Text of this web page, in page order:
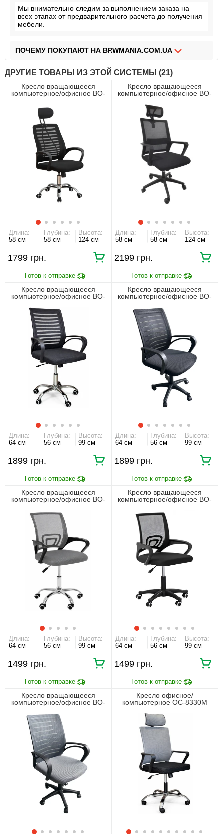
Мы внимательно следим за выполнением заказа на
всех этапах от предварительного расчета до получения
мебели.
ПОЧЕМУ ПОКУПАЮТ НА BRWMANIA.COM.UA
ПЛАТИ АВАНС, А ОСТАЛЬНОЕ ПРИ ПОЛУЧЕНИИ
ОПЛАТА ЧАСТЯМИ БЕЗ КОМИССИИ
СБОРКА МЕБЕЛИ
99,9% ДОВОЛЬНЫХ КЛИЕНТОВ
ДРУГИЕ ТОВАРЫ ИЗ ЭТОЙ СИСТЕМЫ (21)
Кресло вращающееся
компьютерное/офисное BO-
Длина:
58 см
Глубина:
58 см
Высота:
124 см
1799 грн.
Кресло вращающееся
компьютерное/офисное BO-
Длина:
58 см
Глубина:
58 см
Высота:
124 см
2199 грн.
Кресло вращающееся
компьютерное/офисное BO-
Длина:
64 см
Глубина:
56 см
Высота:
99 см
1899 грн.
Кресло вращающееся
компьютерное/офисное BO-
Длина:
64 см
Глубина:
56 см
Высота:
99 см
1899 грн.
Кресло вращающееся
компьютерное/офисное BO-
Длина:
64 см
Глубина:
56 см
Высота:
99 см
1499 грн.
Кресло вращающееся
компьютерное/офисное BO-
Длина:
64 см
Глубина:
56 см
Высота:
99 см
1499 грн.
Кресло вращающееся
компьютерное/офисное BO-
Кресло офисное/
компьютерное OC-8330M